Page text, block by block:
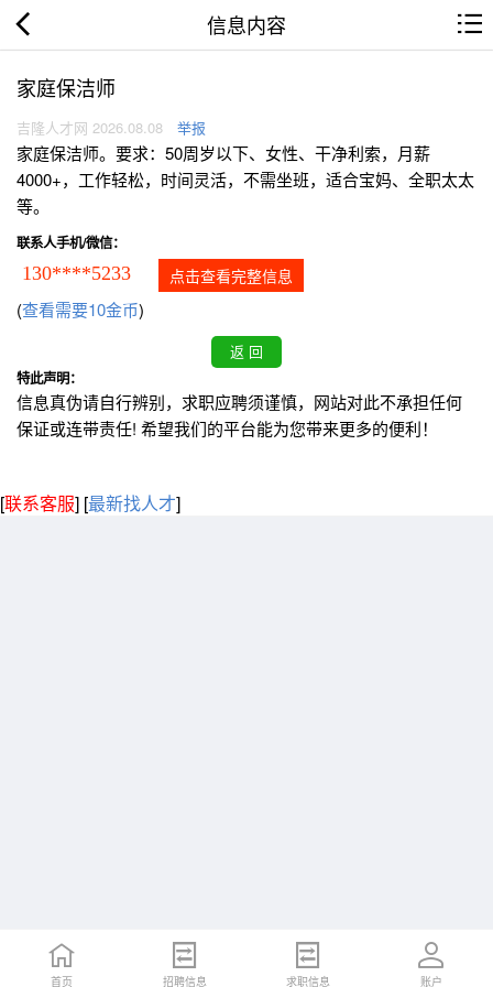
信息内容
家庭保洁师
吉隆人才网 2026.08.08 举报
家庭保洁师。要求：50周岁以下、女性、干净利索，月薪
4000+，工作轻松，时间灵活，不需坐班，适合宝妈、全职太太
等。
联系人手机/微信：
130****5233 点击查看完整信息
(查看需要10金币)
特此声明：
信息真伪请自行辨别，求职应聘须谨慎，网站对此不承担任何
保证或连带责任! 希望我们的平台能为您带来更多的便利！
[联系客服] [最新找人才]
首页 招聘信息 求职信息 账户